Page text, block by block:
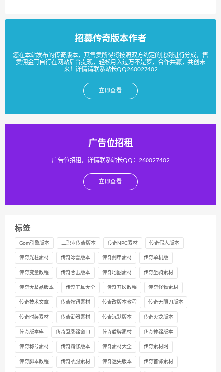
招募传奇版本作者
您在本站发布的传奇版本，其售卖所得将按照双方约定的比例进行分成，售
卖佣金可自行在网站后台提现，轻松月入过万不是梦，合作共赢，共创未
来！详情请联系站长QQ260027402
立即查看
广告位招租
广告位招租，详情联系站长QQ：260027402
立即查看
标签
Gom引擎版本 三职业传奇版本 传奇NPC素材 传奇假人版本
传奇光柱素材 传奇冰雪版本 传奇剑甲素材 传奇单机版
传奇变量教程 传奇合击版本 传奇地图素材 传奇坐骑素材
传奇大极品版本 传奇工具大全 传奇开区教程 传奇怪物素材
传奇技术文章 传奇按钮素材 传奇改版本教程 传奇无限刀版本
传奇时装素材 传奇武器素材 传奇沉默版本 传奇火龙版本
传奇版本库 传奇登录器窗口 传奇盾牌素材 传奇神器版本
传奇称号素材 传奇精修版本 传奇素材大全 传奇素材网
传奇脚本教程 传奇衣服素材 传奇迷失版本 传奇首饰素材